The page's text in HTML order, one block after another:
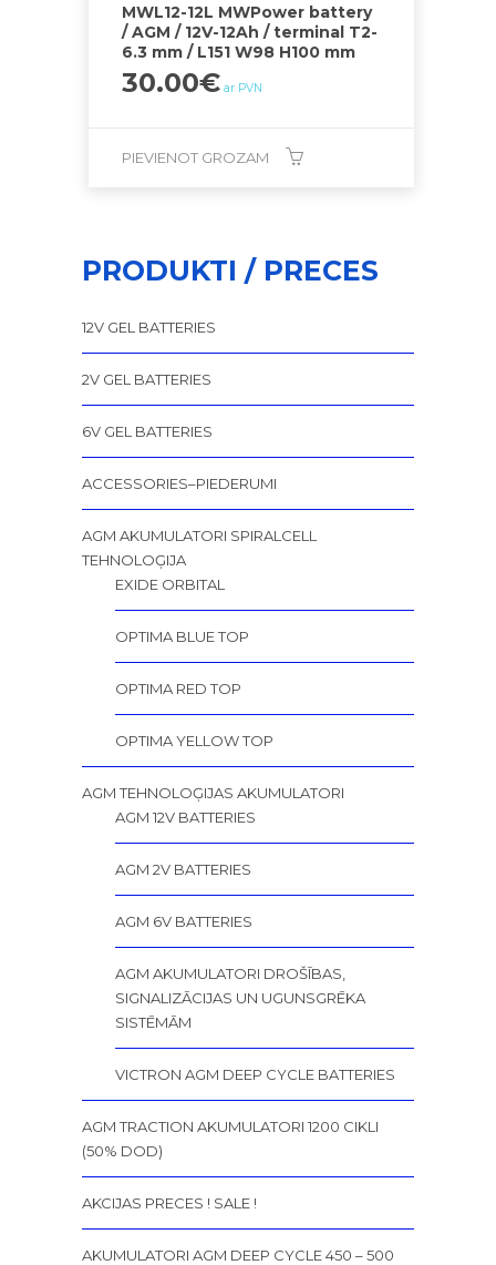
MWL12-12L MWPower battery
/ AGM / 12V-12Ah / terminal T2-
6.3 mm / L151 W98 H100 mm
30.00€ ar PVN
PIEVIENOT GROZAM
PRODUKTI / PRECES
12V GEL BATTERIES
2V GEL BATTERIES
6V GEL BATTERIES
ACCESSORIES–PIEDERUMI
AGM AKUMULATORI SPIRALCELL
TEHNOLOĢIJA
EXIDE ORBITAL
OPTIMA BLUE TOP
OPTIMA RED TOP
OPTIMA YELLOW TOP
AGM TEHNOLOĢIJAS AKUMULATORI
AGM 12V BATTERIES
AGM 2V BATTERIES
AGM 6V BATTERIES
AGM AKUMULATORI DROŠĪBAS,
SIGNALIZĀCIJAS UN UGUNSGRĒKA
SISTĒMĀM
VICTRON AGM DEEP CYCLE BATTERIES
AGM TRACTION AKUMULATORI 1200 CIKLI
(50% DOD)
AKCIJAS PRECES ! SALE !
AKUMULATORI AGM DEEP CYCLE 450 – 500